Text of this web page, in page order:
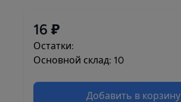
16 ₽
Остатки:
Основной склад: 10
Добавить в корзину